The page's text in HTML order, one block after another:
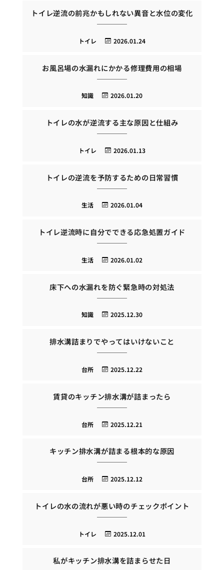
トイレ逆流の前兆かもしれない異音と水位の変化
2026.01.24
トイレ
お風呂場の水漏れにかかる修理費用の相場
2026.01.20
知識
トイレの水が逆流する主な原因と仕組み
2026.01.13
トイレ
トイレの逆流を予防するための日常習慣
2026.01.04
生活
トイレ逆流時に自分でできる応急処置ガイド
2026.01.02
生活
床下への水漏れを防ぐ緊急時の対処法
2025.12.30
知識
排水溝詰まりでやってはいけないこと
2025.12.22
台所
賃貸のキッチン排水溝が詰まったら
2025.12.21
台所
キッチン排水溝が詰まる根本的な原因
2025.12.12
台所
トイレの水の流れが悪い時のチェックポイント
2025.12.01
トイレ
私がキッチン排水溝を詰まらせた日